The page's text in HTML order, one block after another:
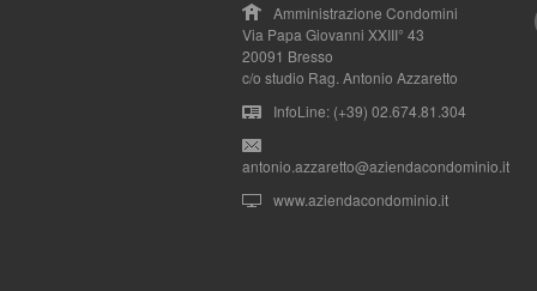
Amministrazione Condomini
Via Papa Giovanni XXIII° 43
20091 Bresso
c/o studio Rag. Antonio Azzaretto
InfoLine: (+39) 02.674.81.304
antonio.azzaretto@aziendacondominio.it
www.aziendacondominio.it